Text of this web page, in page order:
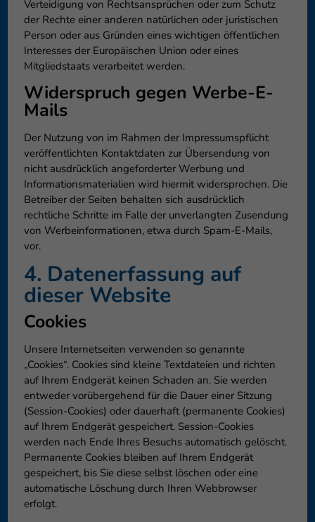
Verteidigung von Rechtsansprüchen oder zum Schutz
der Rechte einer anderen natürlichen oder juristischen
Person oder aus Gründen eines wichtigen öffentlichen
Interesses der Europäischen Union oder eines
Mitgliedstaats verarbeitet werden.
Widerspruch gegen Werbe-E-
Mails
Der Nutzung von im Rahmen der Impressumspflicht
veröffentlichten Kontaktdaten zur Übersendung von
nicht ausdrücklich angeforderter Werbung und
Informationsmaterialien wird hiermit widersprochen. Die
Betreiber der Seiten behalten sich ausdrücklich
rechtliche Schritte im Falle der unverlangten Zusendung
von Werbeinformationen, etwa durch Spam-E-Mails,
vor.
4. Datenerfassung auf
dieser Website
Cookies
Unsere Internetseiten verwenden so genannte
„Cookies“. Cookies sind kleine Textdateien und richten
auf Ihrem Endgerät keinen Schaden an. Sie werden
entweder vorübergehend für die Dauer einer Sitzung
(Session-Cookies) oder dauerhaft (permanente Cookies)
auf Ihrem Endgerät gespeichert. Session-Cookies
werden nach Ende Ihres Besuchs automatisch gelöscht.
Permanente Cookies bleiben auf Ihrem Endgerät
gespeichert, bis Sie diese selbst löschen oder eine
automatische Löschung durch Ihren Webbrowser
erfolgt.